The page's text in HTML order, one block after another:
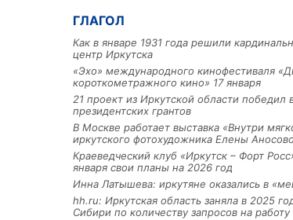
ГЛАГОЛ
Как в январе 1931 года решили
центр Иркутска
«Эхо» международного кинофестиваля
короткометражного кино» 17 января
21 проект из Иркутской области победил
президентских грантов
В Москве работает выставка «Внутри
иркутского фотохудожника Елены
Краеведческий клуб «Иркутск – Форт
января свои планы на 2026 год
Инна Латышева: иркутяне оказались в
hh.ru: Иркутская область заняла в 2025
Сибири по количеству запросов на работу
Льготный
рублей
из Иркутской